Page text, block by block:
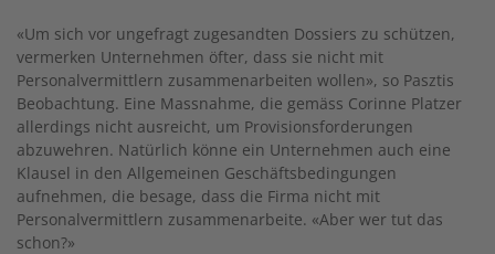
«Um sich vor ungefragt zugesandten Dossiers zu schützen,
vermerken Unternehmen öfter, dass sie nicht mit
Personalvermittlern zusammenarbeiten wollen», so Pasztis
Beobachtung. Eine Massnahme, die gemäss Corinne Platzer
allerdings nicht ausreicht, um Provisionsforderungen
abzuwehren. Natürlich könne ein Unternehmen auch eine
Klausel in den Allgemeinen Geschäftsbedingungen
aufnehmen, die besage, dass die Firma nicht mit
Personalvermittlern zusammenarbeite. «Aber wer tut das
schon?»